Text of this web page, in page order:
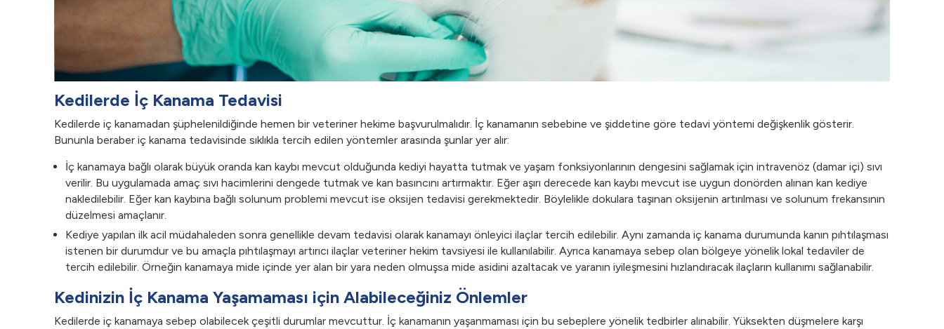
Kedilerde İç Kanama Tedavisi
Kedilerde iç kanamadan şüphelenildiğinde hemen bir veteriner hekime başvurulmalıdır. İç kanamanın sebebine ve şiddetine göre tedavi yöntemi değişkenlik gösterir.
Bununla beraber iç kanama tedavisinde sıklıkla tercih edilen yöntemler arasında şunlar yer alır:
İç kanamaya bağlı olarak büyük oranda kan kaybı mevcut olduğunda kediyi hayatta tutmak ve yaşam fonksiyonlarının dengesini sağlamak için intravenöz (damar içi) sıvı
verilir. Bu uygulamada amaç sıvı hacimlerini dengede tutmak ve kan basıncını artırmaktır. Eğer aşırı derecede kan kaybı mevcut ise uygun donörden alınan kan kediye
nakledilebilir. Eğer kan kaybına bağlı solunum problemi mevcut ise oksijen tedavisi gerekmektedir. Böylelikle dokulara taşınan oksijenin artırılması ve solunum frekansının
düzelmesi amaçlanır.
Kediye yapılan ilk acil müdahaleden sonra genellikle devam tedavisi olarak kanamayı önleyici ilaçlar tercih edilebilir. Aynı zamanda iç kanama durumunda kanın pıhtılaşması
istenen bir durumdur ve bu amaçla pıhtılaşmayı artırıcı ilaçlar veteriner hekim tavsiyesi ile kullanılabilir. Ayrıca kanamaya sebep olan bölgeye yönelik lokal tedaviler de
tercih edilebilir. Örneğin kanamaya mide içinde yer alan bir yara neden olmuşsa mide asidini azaltacak ve yaranın iyileşmesini hızlandıracak ilaçların kullanımı sağlanabilir.
Kedinizin İç Kanama Yaşamaması için Alabileceğiniz Önlemler
Kedilerde iç kanamaya sebep olabilecek çeşitli durumlar mevcuttur. İç kanamanın yaşanmaması için bu sebeplere yönelik tedbirler alınabilir. Yüksekten düşmelere karşı